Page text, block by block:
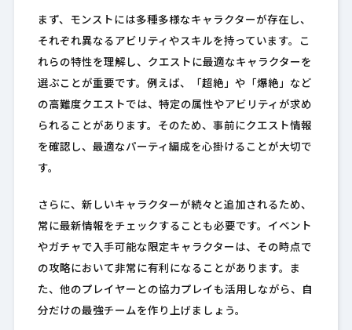
まず、モンストには多種多様なキャラクターが存在し、
それぞれ異なるアビリティやスキルを持っています。こ
れらの特性を理解し、クエストに最適なキャラクターを
選ぶことが重要です。例えば、「超絶」や「爆絶」など
の高難度クエストでは、特定の属性やアビリティが求め
られることがあります。そのため、事前にクエスト情報
を確認し、最適なパーティ編成を心掛けることが大切で
す。
さらに、新しいキャラクターが続々と追加されるため、
常に最新情報をチェックすることも必要です。イベント
やガチャで入手可能な限定キャラクターは、その時点で
の攻略において非常に有利になることがあります。ま
た、他のプレイヤーとの協力プレイも活用しながら、自
分だけの最強チームを作り上げましょう。